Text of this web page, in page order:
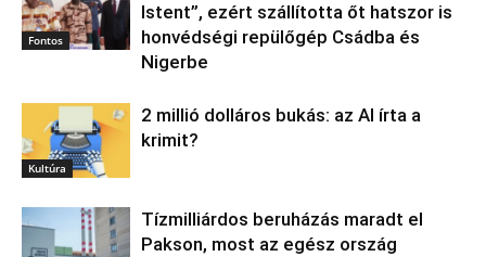
Fontos
Istent”, ezért szállította őt hatszor is
honvédségi repülőgép Csádba és
Nigerbe
Kultúra
2 millió dolláros bukás: az AI írta a
krimit?
Tízmilliárdos beruházás maradt el
Pakson, most az egész ország